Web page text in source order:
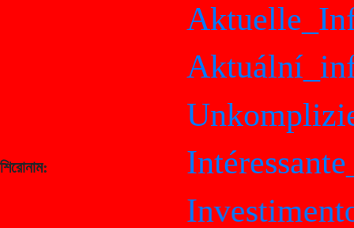
শিরোনাম: